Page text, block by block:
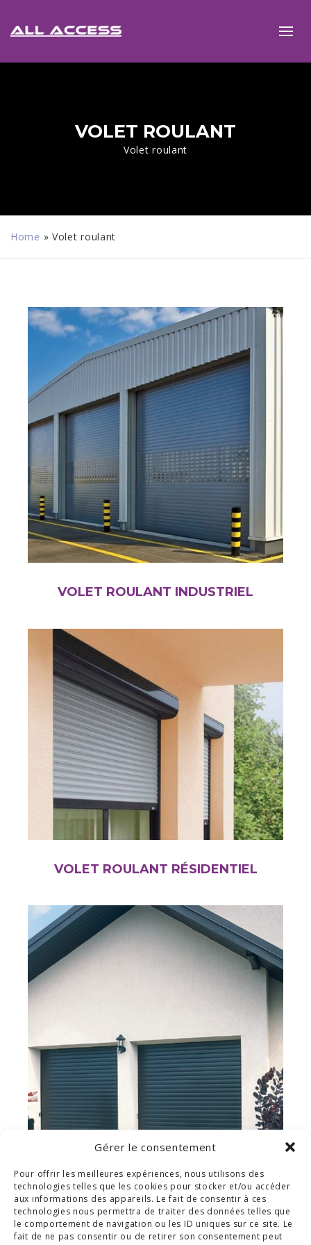
Gérer le consentement
Pour offrir les meilleures expériences, nous utilisons des
technologies telles que les cookies pour stocker et/ou accéder
aux informations des appareils. Le fait de consentir à ces
technologies nous permettra de traiter des données telles que
le comportement de navigation ou les ID uniques sur ce site. Le
fait de ne pas consentir ou de retirer son consentement peut
VOLET ROULANT
Volet roulant
Home » Volet roulant
VOLET ROULANT INDUSTRIEL
VOLET ROULANT RÉSIDENTIEL
VOLET ROULANT